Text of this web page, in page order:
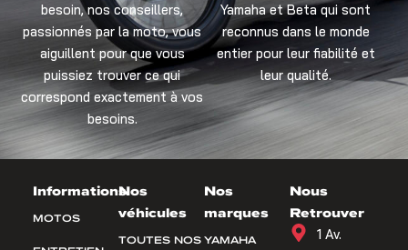
besoin, nos conseillers,
passionnés par la moto, vous
aiguillent pour que vous
puissiez trouver ce qui
correspond exactement à vos
besoins.
Yamaha et Beta qui sont
reconnus dans le monde
entier pour leur fiabilité et
leur qualité.
Informations
MOTOS
Nos
véhicules
TOUTES NOS
Nos
marques
YAMAHA
Nous
Retrouver
1 Av.